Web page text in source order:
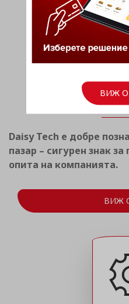
Daisy Tech е добре
пазар – сигурен знак
опита на компанията.
ВИЖ
ВИЖ